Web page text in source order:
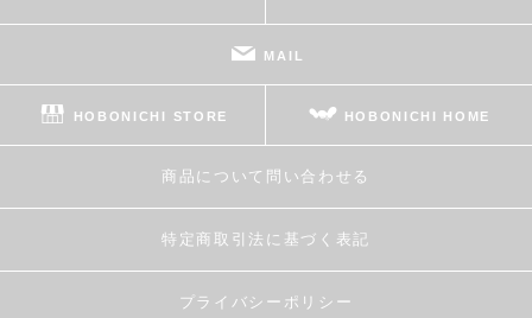
MAIL
HOBONICHI STORE HOBONICHI HOME
商品について問い合わせる
特定商取引法に基づく表記
プライバシーポリシー